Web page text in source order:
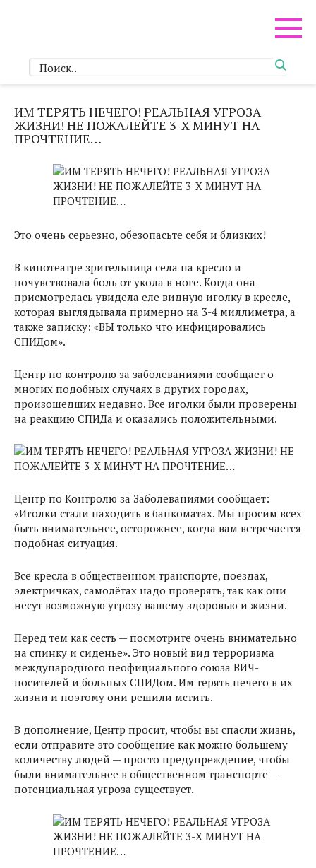
ИМ ТЕРЯТЬ НЕЧЕГО! РЕАЛЬНАЯ УГРОЗА
ЖИЗНИ! НЕ ПОЖАЛЕЙТЕ 3-Х МИНУТ НА
ПРОЧТЕНИЕ…
Это очень серьезно, обезопасьте себя и близких!
В кинотеатре зрительница села на кресло и
почувствовала боль от укола в ноге. Когда она
присмотрелась увидела еле видную иголку в кресле,
которая выглядывала примерно на 3-4 миллиметра, а
также записку: «ВЫ только что инфицировались
СПИДом».
Центр по контролю за заболеваниями сообщает о
многих подобных случаях в других городах,
произошедших недавно. Все иголки были проверены
на реакцию СПИДа и оказались положительными.
Центр по Контролю за Заболеваниями сообщает:
«Иголки стали находить в банкоматах. Мы просим всех
быть внимательнее, осторожнее, когда вам встречается
подобная ситуация.
Все кресла в общественном транспорте, поездах,
электричках, самолётах надо проверять, так как они
несут возможную угрозу вашему здоровью и жизни.
Перед тем как сесть — посмотрите очень внимательно
на спинку и сиденье». Это новый вид терроризма
международного неофициального союза ВИЧ-
носителей и больных СПИДом. Им терять нечего в их
жизни и поэтому они решили мстить.
В дополнение, Центр просит, чтобы вы спасли жизнь,
если отправите это сообщение как можно большему
количеству людей — просто предупреждение, чтобы
были внимательнее в общественном транспорте —
потенциальная угроза существует.